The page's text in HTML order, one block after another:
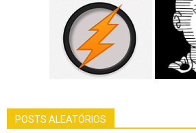
POSTS ALEATÓRIOS